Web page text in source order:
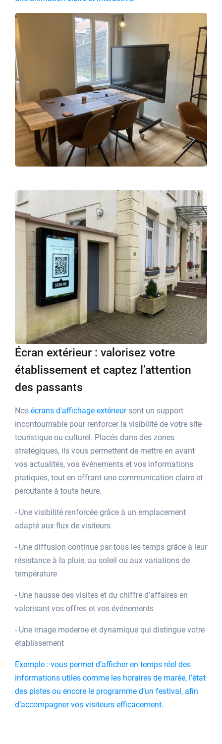
Écran extérieur : valorisez votre
établissement et captez l’attention
des passants
Nos écrans d'affichage extérieursont un support
incontournable pour renforcer la visibilité de votre site
touristique ou culturel. Placés dans des zones
stratégiques, ils vous permettent de mettre en avant
vos actualités, vos événements et vos informations
pratiques, tout en offrant une communication claire et
percutante à toute heure.
- Une visibilité renforcée grâce à un emplacement
adapté aux flux de visiteurs
- Une diffusion continue par tous les temps grâce à leur
résistance à la pluie, au soleil ou aux variations de
température
- Une hausse des visites et du chiffre d’affaires en
valorisant vos offres et vos événements
- Une image moderne et dynamique qui distingue votre
établissement
Exemple : vous permet d’afficher en temps réel des
informations utiles comme les horaires de marée, l’état
des pistes ou encore le programme d’un festival, afin
d’accompagner vos visiteurs efficacement.